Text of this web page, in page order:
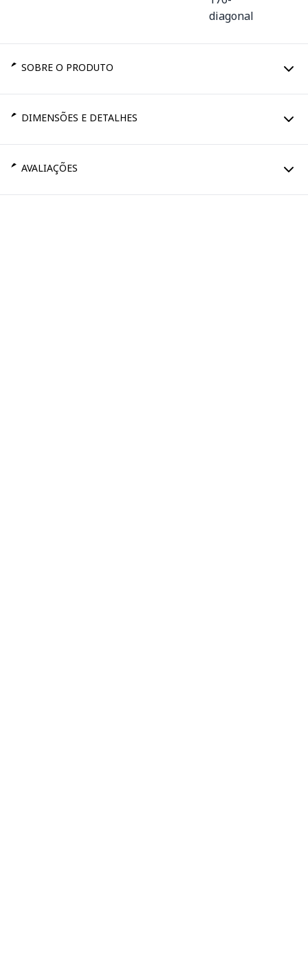
SOBRE O PRODUTO
DIMENSÕES E DETALHES
AVALIAÇÕES